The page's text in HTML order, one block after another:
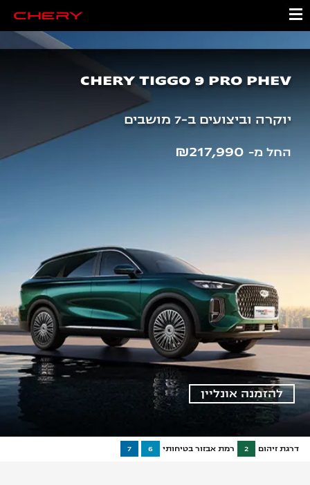
CHERY TIGGO 9 PRO PHEV
יוקרה וביצועים ב-7 מושבים
החל מ-₪217,990
להזמנה אונליין
דרגת זיהום 2 רמת אבזור בטיחותי 6
7